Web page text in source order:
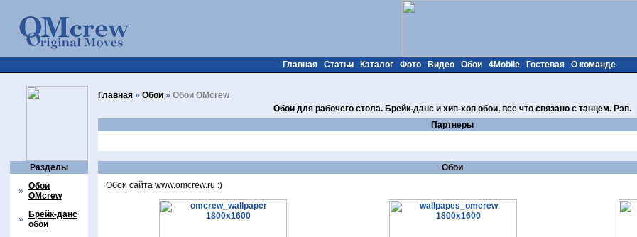
Разделы
» Обои
OMcrew
»
Брейк-данс
обои
Главная Статьи Каталог Фото Видео Обои 4Mobile Гостевая О команде
Главная » Обои » Обои OMcrew
Обои для рабочего стола. Брейк-данс и хип-хоп обои, все что связано с танцем. Рэп.
Партнеры
Обои
Обои сайта www.omcrew.ru :)